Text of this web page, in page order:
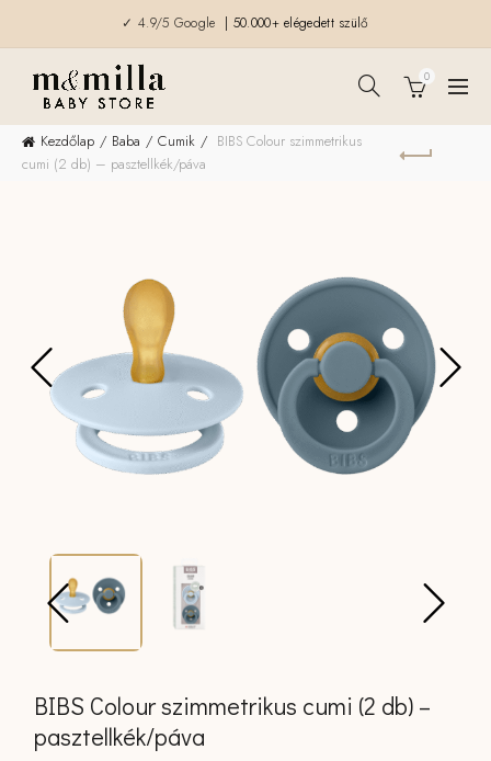
✓ 4.9/5 Google | 50.000+ elégedett szülő
0
Kezdőlap Baba Cumik
BIBS Colour szimmetrikus
cumi (2 db) – pasztellkék/páva
BIBS Colour szimmetrikus cumi (2 db) –
pasztellkék/páva